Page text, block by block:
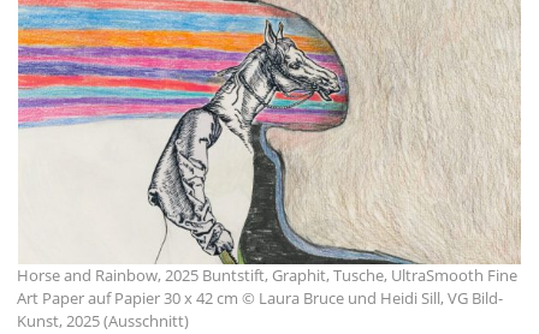
Horse and Rainbow, 2025 Buntstift, Graphit, Tusche, UltraSmooth Fine
Art Paper auf Papier 30 x 42 cm © Laura Bruce und Heidi Sill, VG Bild-
Kunst, 2025 (Ausschnitt)